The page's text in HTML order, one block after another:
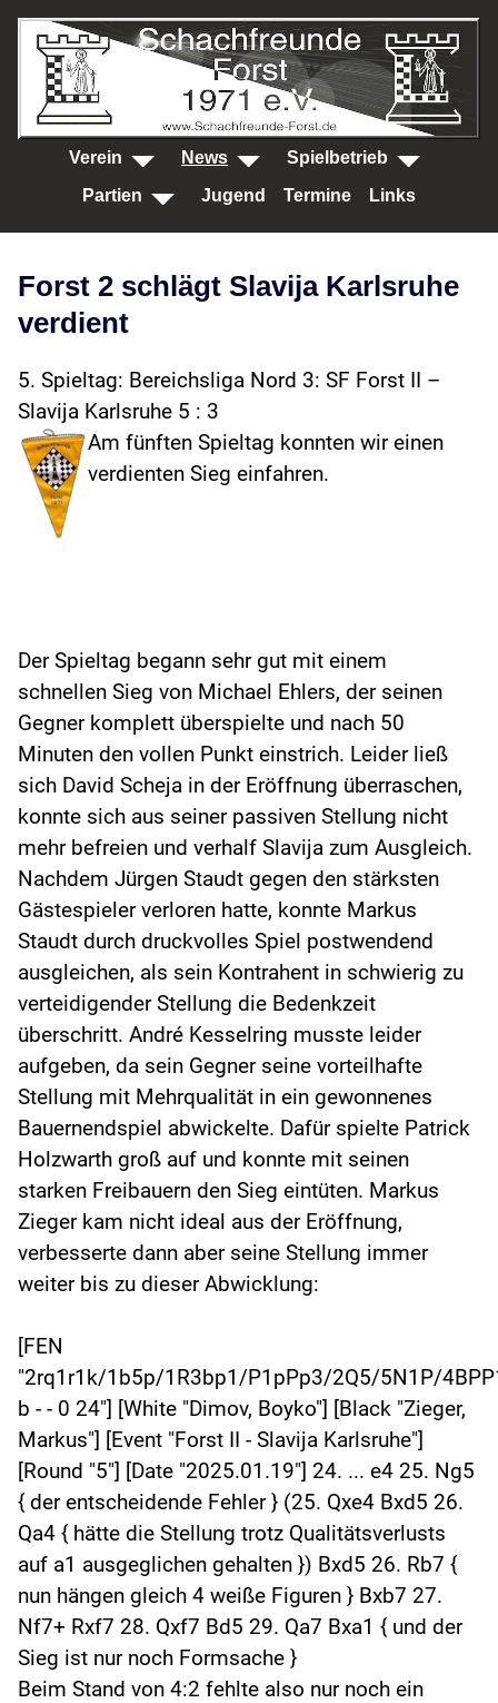
SKIP TO MAIN CONTENT
Verein News
Spielbetrieb
Partien
Jugend Termine Links
Forst 2 schlägt Slavija Karlsruhe
verdient
5. Spieltag: Bereichsliga Nord 3: SF Forst II –
Slavija Karlsruhe 5 : 3
Am fünften Spieltag konnten wir einen
verdienten Sieg einfahren.
Der Spieltag begann sehr gut mit einem
schnellen Sieg von Michael Ehlers, der seinen
Gegner komplett überspielte und nach 50
Minuten den vollen Punkt einstrich. Leider ließ
sich David Scheja in der Eröffnung überraschen,
konnte sich aus seiner passiven Stellung nicht
mehr befreien und verhalf Slavija zum Ausgleich.
Nachdem Jürgen Staudt gegen den stärksten
Gästespieler verloren hatte, konnte Markus
Staudt durch druckvolles Spiel postwendend
ausgleichen, als sein Kontrahent in schwierig zu
verteidigender Stellung die Bedenkzeit
überschritt. André Kesselring musste leider
aufgeben, da sein Gegner seine vorteilhafte
Stellung mit Mehrqualität in ein gewonnenes
Bauernendspiel abwickelte. Dafür spielte Patrick
Holzwarth groß auf und konnte mit seinen
starken Freibauern den Sieg eintüten. Markus
Zieger kam nicht ideal aus der Eröffnung,
verbesserte dann aber seine Stellung immer
weiter bis zu dieser Abwicklung:
[FEN
"2rq1r1k/1b5p/1R3bp1/P1pPp3/2Q5/5N1P/
b - - 0 24"] [White "Dimov, Boyko"] [Black "Zieger,
Markus"] [Event "Forst II - Slavija Karlsruhe"]
[Round "5"] [Date "2025.01.19"] 24. ... e4 25. Ng5
{ der entscheidende Fehler } (25. Qxe4 Bxd5 26.
Qa4 { hätte die Stellung trotz Qualitätsverlusts
auf a1 ausgeglichen gehalten }) Bxd5 26. Rb7 {
nun hängen gleich 4 weiße Figuren } Bxb7 27.
Nf7+ Rxf7 28. Qxf7 Bd5 29. Qa7 Bxa1 { und der
Sieg ist nur noch Formsache }
Beim Stand von 4:2 fehlte also nur noch ein